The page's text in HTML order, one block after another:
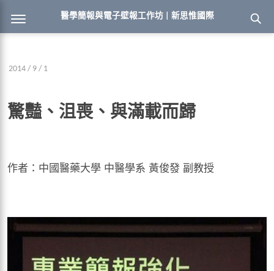
醫學簡報與電子壁報工作坊 | 新思惟國際
2014 / 9 / 1
驚豔、沮喪、與滿載而歸
作者：中國醫藥大學 中醫學系 黃俊發 副教授